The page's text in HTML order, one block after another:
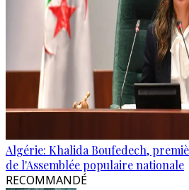
Algérie: Khalida Boufedech,
de l'Assemblée populaire nationale
RECOMMANDÉ